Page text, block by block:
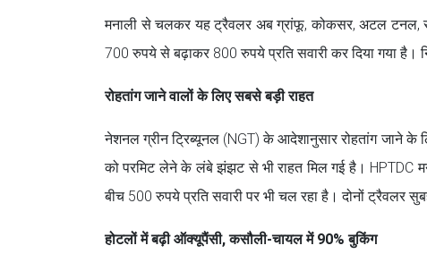
मनाली से चलकर यह ट्रैवलर अब ग्रांफू, कोकसर, अटल टनल,
700 रुपये से बढ़ाकर 800 रुपये प्रति सवारी कर दिया गया है।
रोहतांग जाने वालों के लिए सबसे बड़ी राहत
नेशनल ग्रीन ट्रिब्यूनल (NGT) के आदेशानुसार रोहतांग जाने के
को परमिट लेने के लंबे झंझट से भी राहत मिल गई है। HPTDC
बीच 500 रुपये प्रति सवारी पर भी चल रहा है। दोनों ट्रैवलर
होटलों में बढ़ी ऑक्यूपैंसी, कसौली-चायल में 90% बुकिंग